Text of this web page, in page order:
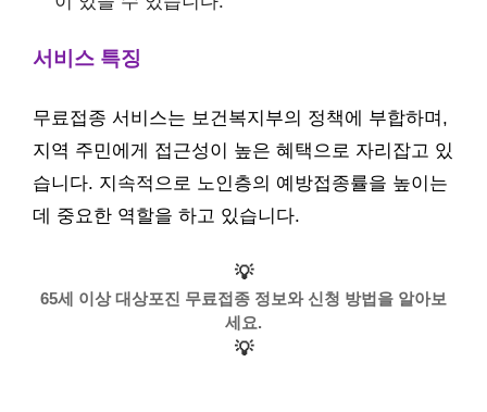
서비스 특징
무료접종 서비스는 보건복지부의 정책에 부합하며,
지역 주민에게 접근성이 높은 혜택으로 자리잡고 있
습니다. 지속적으로 노인층의 예방접종률을 높이는
데 중요한 역할을 하고 있습니다.
💡
65세 이상 대상포진 무료접종 정보와 신청 방법을 알아보
세요.
💡